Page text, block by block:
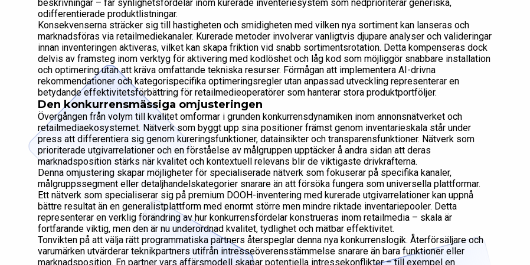
beskrivningar – får synlighetsfördelar inom kurerade inventeriesystem som nedprioriterar generiska,
odifferentierade produktlistningar.
Konsekvenserna sträcker sig till hastigheten och smidigheten med vilken nya sortiment kan lanseras och
marknadsföras via retailmediekanaler. Kurerade metoder involverar vanligtvis djupare analyser och valideringar
innan inventeringen aktiveras, vilket kan skapa friktion vid snabb sortimentsrotation. Detta kompenseras dock
delvis av framsteg inom verktyg för aktivering med kodlöshet och låg kod som möjliggör snabbare installation
och optimering utan att kräva omfattande tekniska resurser. Förmågan att implementera AI-drivna
rekommendationer och kategorispecifika optimeringsregler utan anpassad utveckling representerar en
betydande effektivitetsförbättring för retailmedieoperatörer som hanterar stora produktportföljer.
Den konkurrensmässiga omjusteringen
Övergången från volym till kvalitet omformar i grunden konkurrensdynamiken inom annonsnätverket och
retailmediaekosystemet. Nätverk som byggt upp sina positioner främst genom inventarieskala står under
press att differentiera sig genom kureringsfunktioner, datainsikter och transparensfunktioner. Nätverk som
prioriterade utgivarrelationer och en förståelse av målgruppen upptäcker å andra sidan att deras
marknadsposition stärks när kvalitet och kontextuell relevans blir de viktigaste drivkrafterna.
Denna omjustering skapar möjligheter för specialiserade nätverk som fokuserar på specifika kanaler,
målgruppssegment eller detaljhandelskategorier snarare än att försöka fungera som universella plattformar.
Ett nätverk som specialiserar sig på premium DOOH-inventering med kurerade utgivarrelationer kan uppnå
bättre resultat än en generalistplattform med enormt större men mindre riktade inventariepooler. Detta
representerar en verklig förändring av hur konkurrensfördelar konstrueras inom retailmedia – skala är
fortfarande viktig, men den är nu underordnad kvalitet, tydlighet och mätbar effektivitet.
Tonvikten på att välja rätt programmatiska partners återspeglar denna nya konkurrenslogik. Återförsäljare och
varumärken utvärderar teknikpartners utifrån intresseöverensstämmelse snarare än bara funktioner eller
marknadsposition. En partner vars affärsmodell skapar potentiella intressekonflikter – till exempel en